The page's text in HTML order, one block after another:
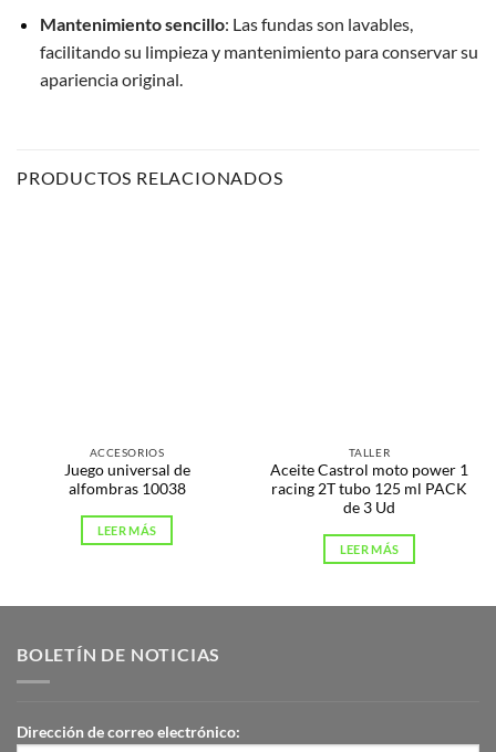
Mantenimiento sencillo: Las fundas son lavables,
facilitando su limpieza y mantenimiento para conservar su
apariencia original.
PRODUCTOS RELACIONADOS
ACCESORIOS
Juego universal de
alfombras 10038
LEER MÁS
TALLER
Aceite Castrol moto power 1
racing 2T tubo 125 ml PACK
de 3 Ud
LEER MÁS
BOLETÍN DE NOTICIAS
Dirección de correo electrónico: